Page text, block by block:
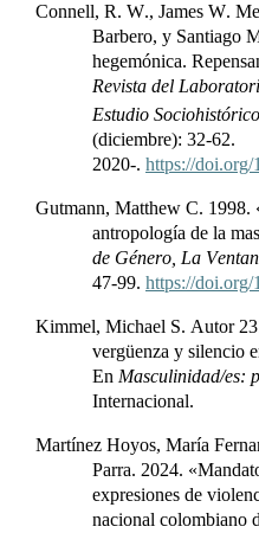
Connell, R. W., James W.
Barbero, y Santiago
hegemónica.
Revista del
Estudio
(diciembre): 32-62.
2020-. https://doi.org/
Gutmann, Matthew C. 1998.
antropología de la
de Género, La
47-99. https://
Kimmel, Michael S. Autor
vergüenza y silencio
En Masculinidad/es:
Internacional.
Martínez Hoyos, María
Parra. 2024.
expresiones de
nacional colombiano